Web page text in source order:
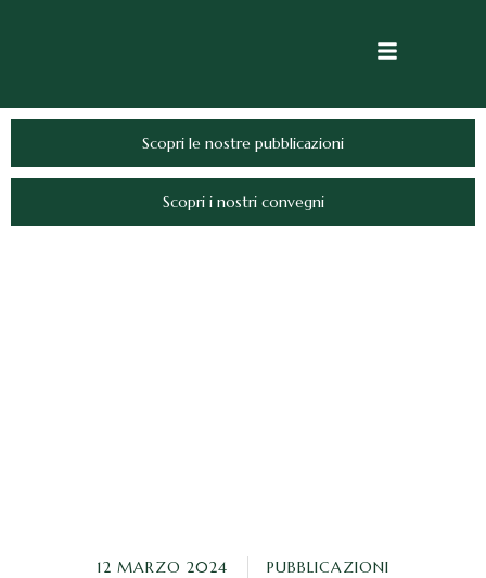
Scopri le nostre pubblicazioni
Scopri i nostri convegni
12 MARZO 2024 PUBBLICAZIONI